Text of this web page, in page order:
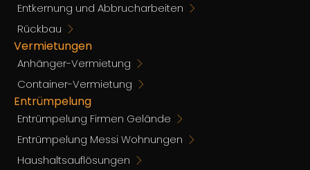
Entkernung und Abbrucharbeiten
Rückbau
Vermietungen
Anhänger-Vermietung
Container-Vermietung
Entrümpelung
Entrümpelung Firmen Gelände
Entrümpelung Messi Wohnungen
Haushaltsauflösungen